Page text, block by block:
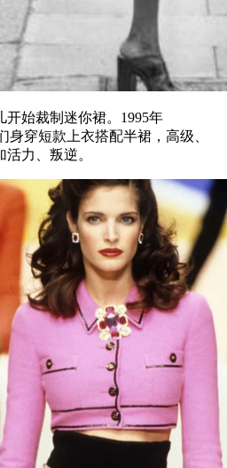
始裁制迷你裙。1995年
穿短款上衣搭配半裙，高级、
力、叛逆。